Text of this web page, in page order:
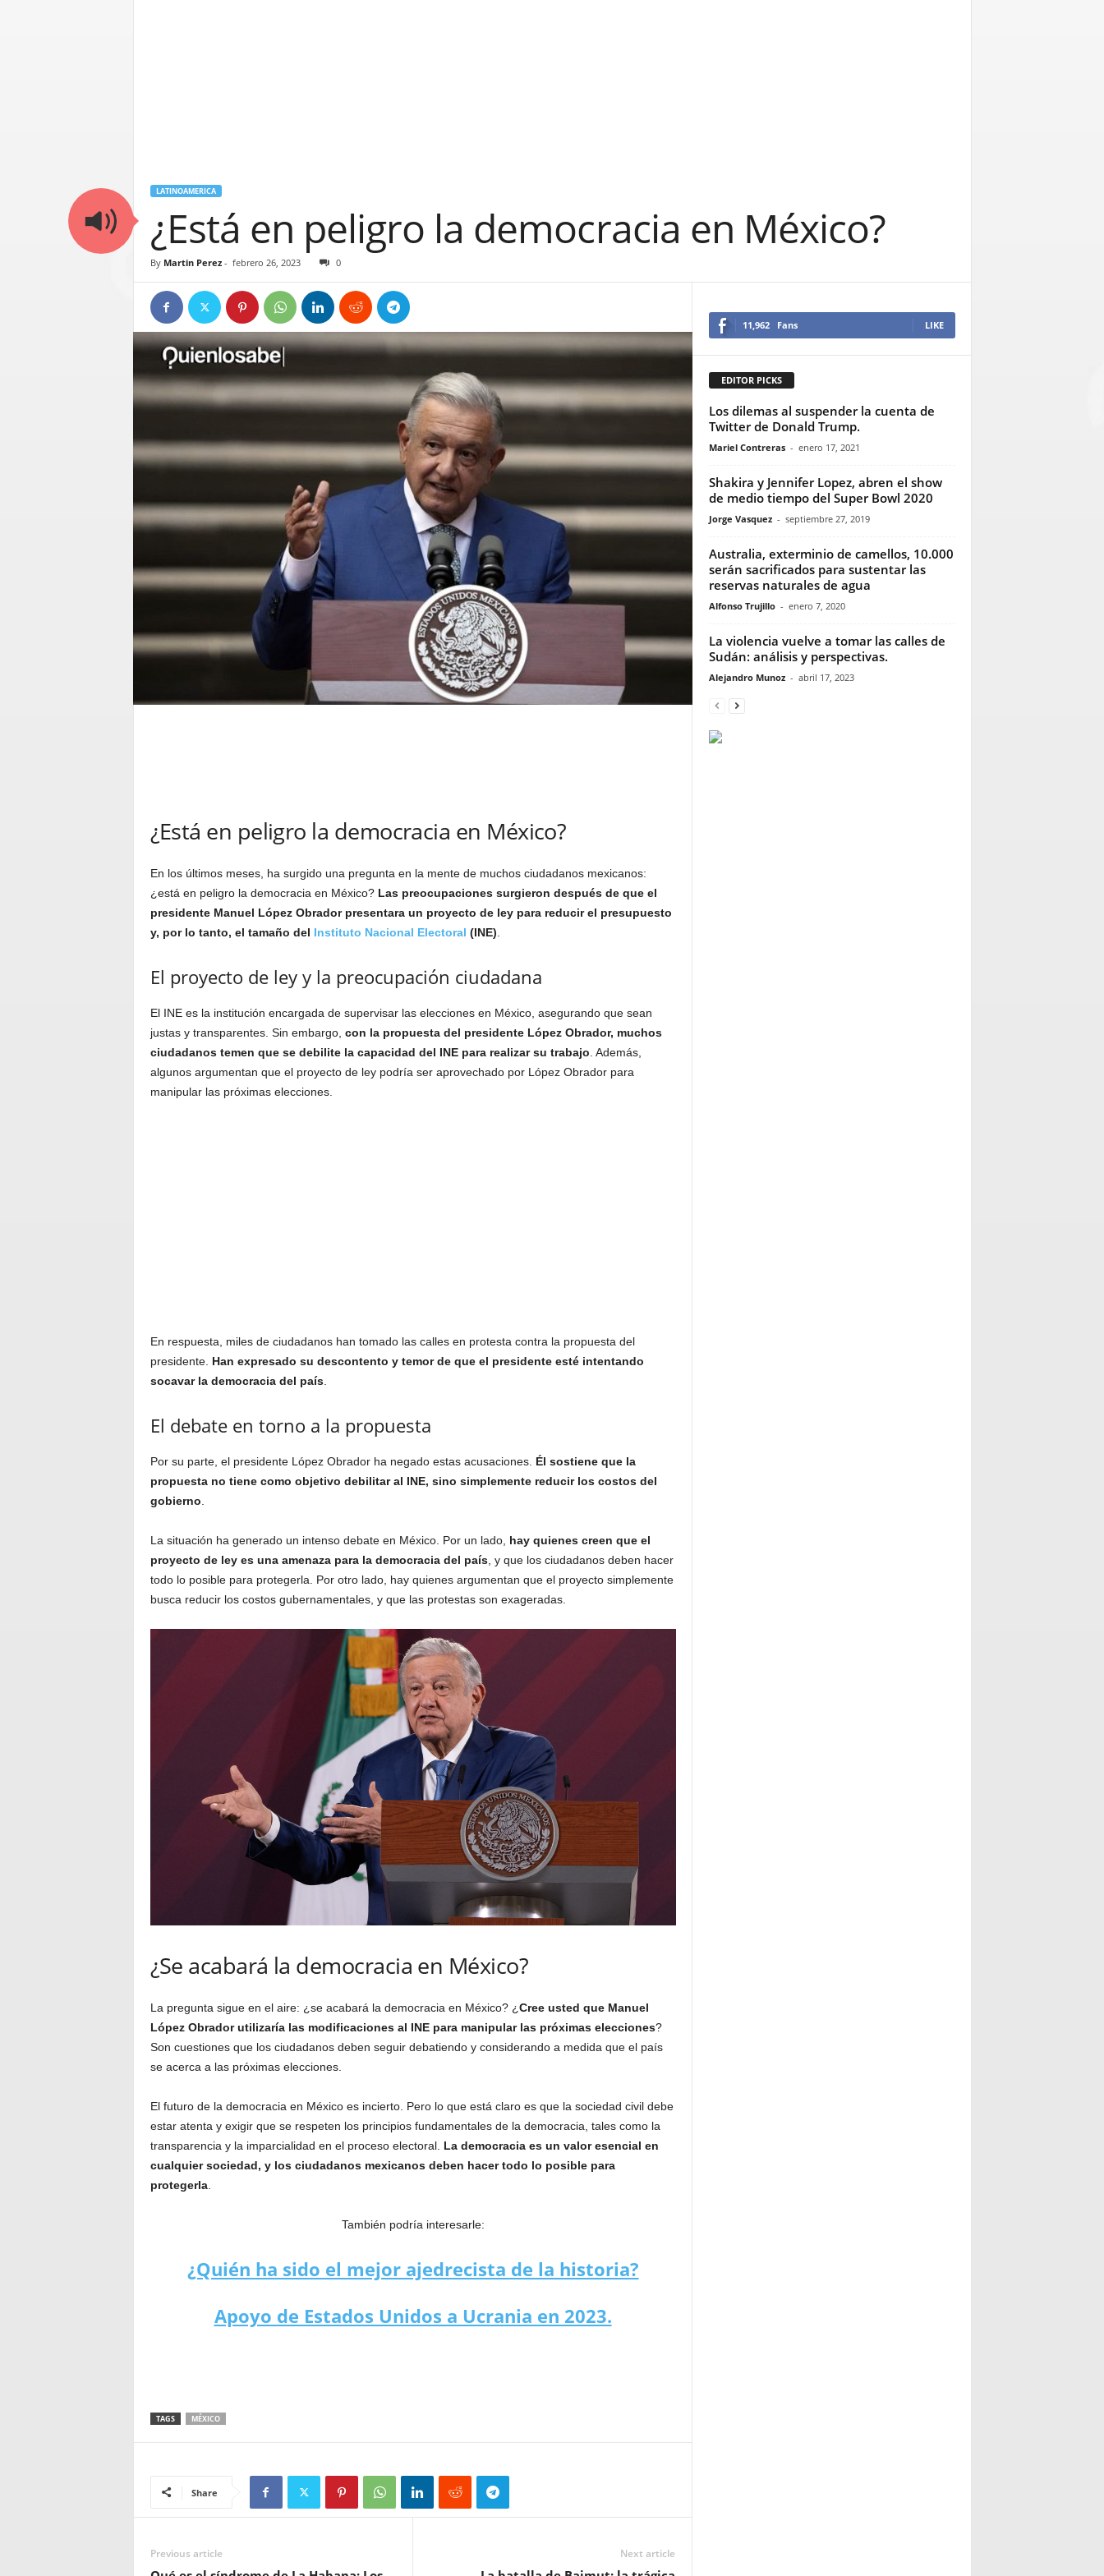
LATINOAMERICA
¿Está en peligro la democracia en México?
By Martin Perez- febrero 26, 2023 0
¿Está en peligro la democracia en México?
En los últimos meses, ha surgido una pregunta en la mente de muchos ciudadanos mexicanos:
¿está en peligro la democracia en México? Las preocupaciones surgieron después de que el
presidente Manuel López Obrador presentara un proyecto de ley para reducir el presupuesto
y, por lo tanto, el tamaño del Instituto Nacional Electoral (INE)
El proyecto de ley y la preocupación ciudadana
El INE es la institución encargada de supervisar las elecciones en México, asegurando que sean
justas y transparentes. Sin embargo, con la propuesta del presidente López Obrador, muchos
ciudadanos temen que se debilite la capacidad del INE para realizar su trabajo . Además,
algunos argumentan que el proyecto de ley podría ser aprovechado por López Obrador para
manipular las próximas elecciones.
En respuesta, miles de ciudadanos han tomado las calles en protesta contra la propuesta del
presidente. Han expresado su descontento y temor de que el presidente esté intentando
socavar la democracia del país.
El debate en torno a la propuesta
Por su parte, el presidente López Obrador ha negado estas acusaciones. Él sostiene que la
propuesta no tiene como objetivo debilitar al INE, sino simplemente reducir los costos del
gobierno
La situación ha generado un intenso debate en México. Por un lado, hay quienes creen que el
proyecto de ley es una amenaza para la democracia del país, y que los ciudadanos deben hacer
todo lo posible para protegerla. Por otro lado, hay quienes argumentan que el proyecto simplemente
busca reducir los costos gubernamentales, y que las protestas son exageradas.
¿Se acabará la democracia en México?
La pregunta sigue en el aire: ¿se acabará la democracia en México? ¿Cree usted que Manuel
López Obrador utilizaría las modificaciones al INE para manipular las próximas elecciones?
Son cuestiones que los ciudadanos deben seguir debatiendo y considerando a medida que el país
se acerca a las próximas elecciones.
El futuro de la democracia en México es incierto. Pero lo que está claro es que la sociedad civil debe
estar atenta y exigir que se respeten los principios fundamentales de la democracia, tales como la
transparencia y la imparcialidad en el proceso electoral. La democracia es un valor esencial en
cualquier sociedad, y los ciudadanos mexicanos deben hacer todo lo posible para
protegerla.
También podría interesarle:
¿Quién ha sido el mejor ajedrecista de la historia?
Apoyo de Estados Unidos a Ucrania en 2023.
TAGS MÉXICO
Share
Previous article Next article
11,962 Fans LIKE
EDITOR PICKS
Los dilemas al suspender la cuenta de
Twitter de Donald Trump.
Mariel Contreras - enero 17, 2021
Shakira y Jennifer Lopez, abren el show
de medio tiempo del Super Bowl 2020
Jorge Vasquez - septiembre 27, 2019
Australia, exterminio de camellos, 10.000
serán sacrificados para sustentar las
reservas naturales de agua
Alfonso Trujillo - enero 7, 2020
La violencia vuelve a tomar las calles de
Sudán: análisis y perspectivas.
Alejandro Munoz - abril 17, 2023